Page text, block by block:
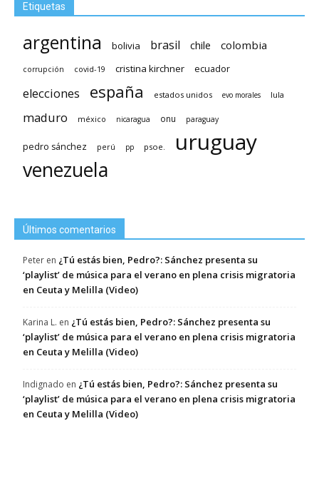
Etiquetas
argentina bolivia brasil chile colombia
corrupción covid-19 cristina kirchner ecuador
elecciones españa estados unidos evo morales lula
maduro méxico nicaragua onu paraguay
pedro sánchez perú pp psoe. uruguay
venezuela
Últimos comentarios
Peter en ¿Tú estás bien, Pedro?: Sánchez presenta su
‘playlist’ de música para el verano en plena crisis migratoria
en Ceuta y Melilla (Video)
Karina L. en ¿Tú estás bien, Pedro?: Sánchez presenta su
‘playlist’ de música para el verano en plena crisis migratoria
en Ceuta y Melilla (Video)
Indignado en ¿Tú estás bien, Pedro?: Sánchez presenta su
‘playlist’ de música para el verano en plena crisis migratoria
en Ceuta y Melilla (Video)